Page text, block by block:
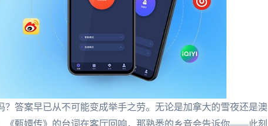
？答案早已从不可能变成举手之劳。无论是加拿大的雪夜还是澳
《甄嬛传》的台词在客厅回响，那熟悉的乡音会告诉你——此刻